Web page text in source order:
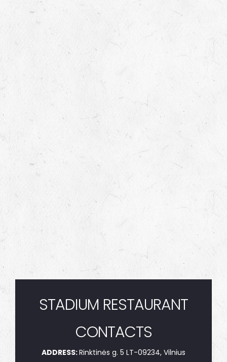
STADIUM RESTAURANT
CONTACTS
ADDRESS:Rinktinės g. 5 LT-09234, Vilnius